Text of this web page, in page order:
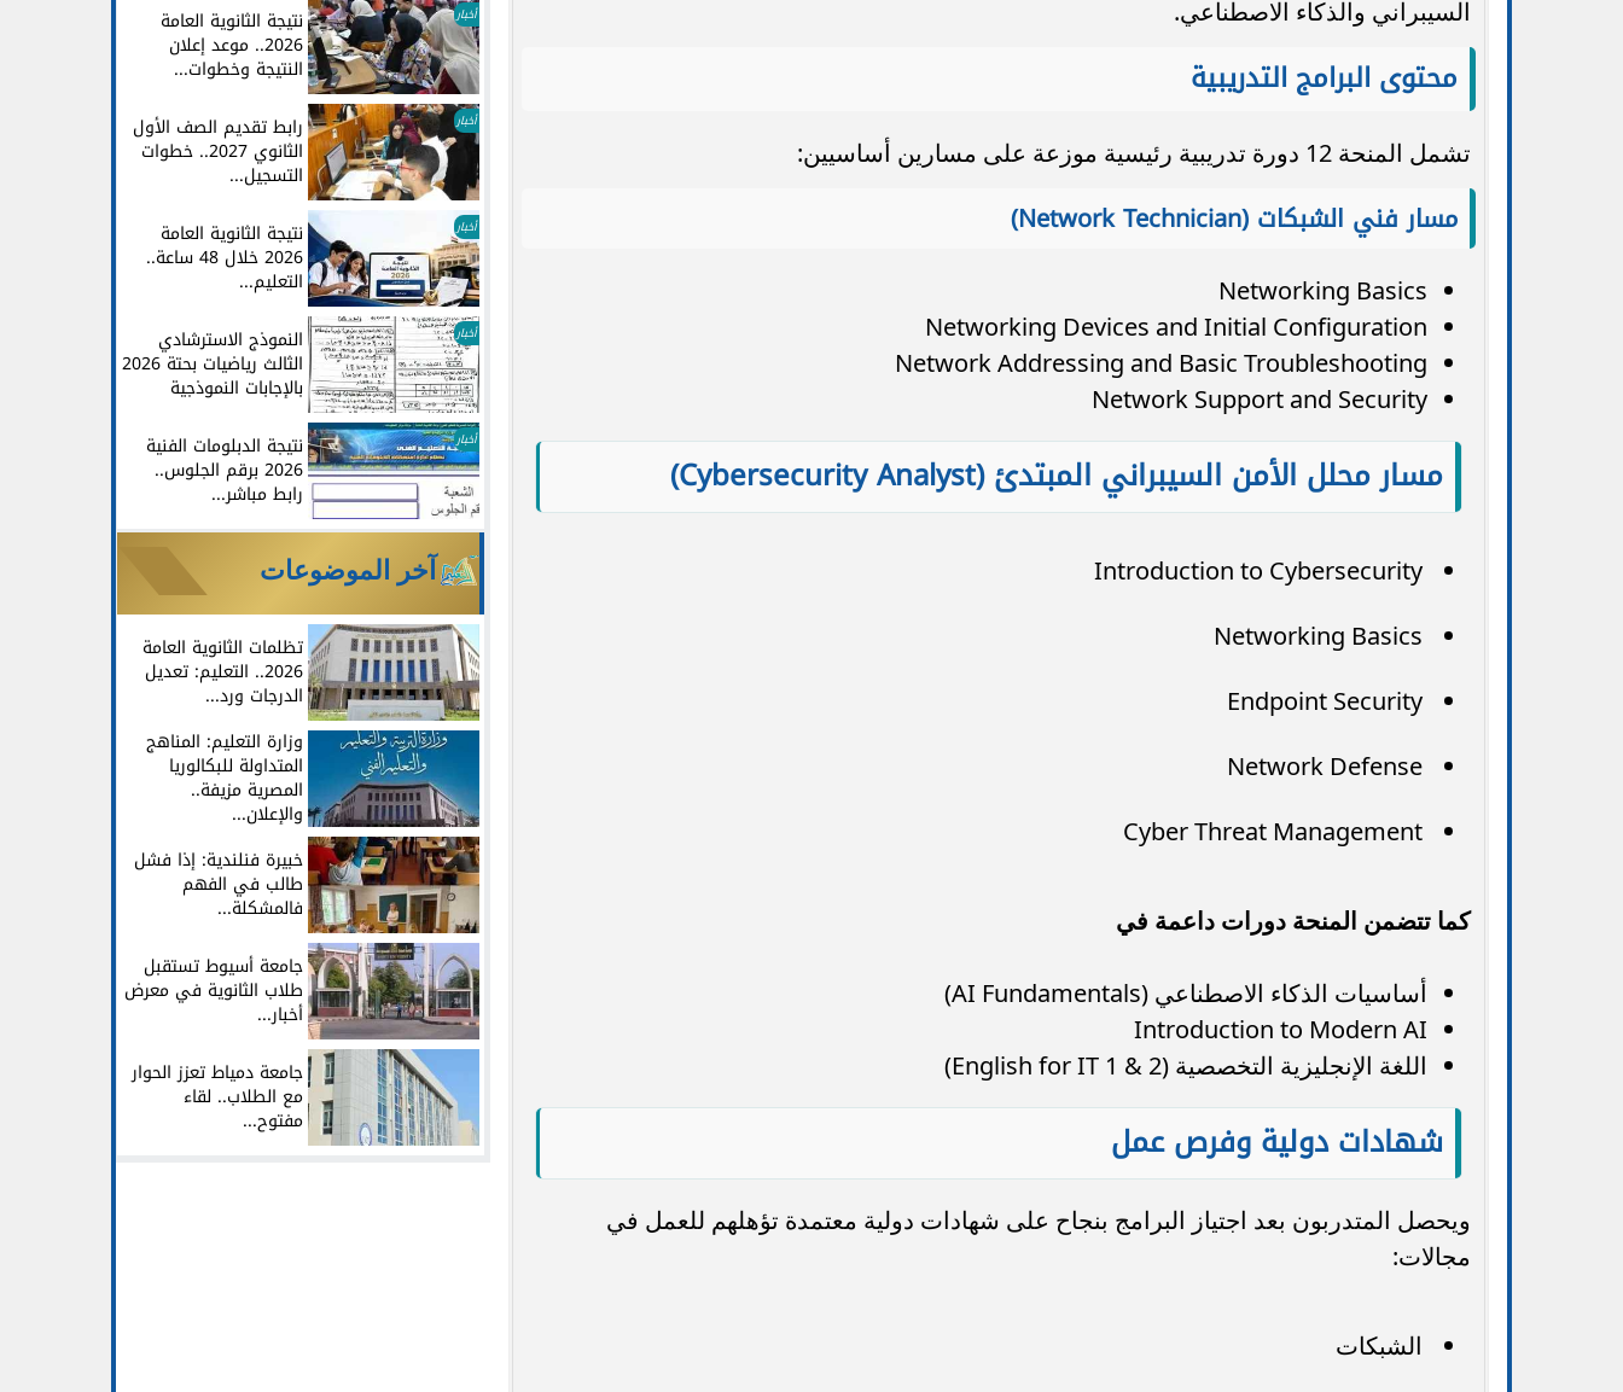
السيبراني والذكاء الاصطناعي.
محتوى البرامج التدريبية
تشمل المنحة 12 دورة تدريبية رئيسية موزعة على مسارين أساسيين:
مسار فني الشبكات (Network Technician)
Networking Basics
Networking Devices and Initial Configuration
Network Addressing and Basic Troubleshooting
Network Support and Security
مسار محلل الأمن السيبراني المبتدئ (Cybersecurity Analyst)
Introduction to Cybersecurity
Networking Basics
Endpoint Security
Network Defense
Cyber Threat Management
كما تتضمن المنحة دورات داعمة في
أساسيات الذكاء الاصطناعي (AI Fundamentals)
Introduction to Modern AI
اللغة الإنجليزية التخصصية (English for IT 1 & 2)
شهادات دولية وفرص عمل
ويحصل المتدربون بعد اجتياز البرامج بنجاح على شهادات دولية معتمدة تؤهلهم للعمل في
مجالات:
الشبكات
أخبار نتيجة الثانوية العامة
2026.. موعد إعلان
النتيجة وخطوات...
أخبار رابط تقديم الصف الأول
الثانوي 2027.. خطوات
التسجيل...
أخبار نتيجة الثانوية العامة
2026 خلال 48 ساعة..
التعليم...
أخبار النموذج الاسترشادي
الثالث رياضيات بحتة 2026
بالإجابات النموذجية
أخبار نتيجة الدبلومات الفنية
2026 برقم الجلوس..
رابط مباشر...
آخر الموضوعات
تظلمات الثانوية العامة
2026.. التعليم: تعديل
الدرجات ورد...
وزارة التعليم: المناهج
المتداولة للبكالوريا
المصرية مزيفة..
والإعلان...
خبيرة فنلندية: إذا فشل
طالب في الفهم
فالمشكلة...
جامعة أسيوط تستقبل
طلاب الثانوية في معرض
أخبار...
جامعة دمياط تعزز الحوار
مع الطلاب.. لقاء
مفتوح...